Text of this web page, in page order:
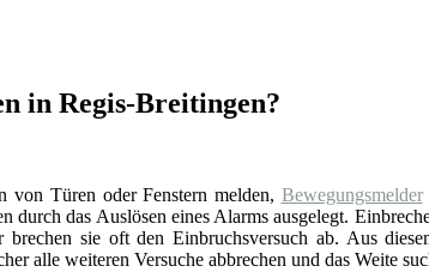
in Regis-Breitingen?
von Türen oder Fenstern melden, Bewegungsmelder
das Auslösen eines Alarms ausgelegt.
sie oft den Einbruchsversuch ab. Aus
alle weiteren Versuche abbrechen und das Weite